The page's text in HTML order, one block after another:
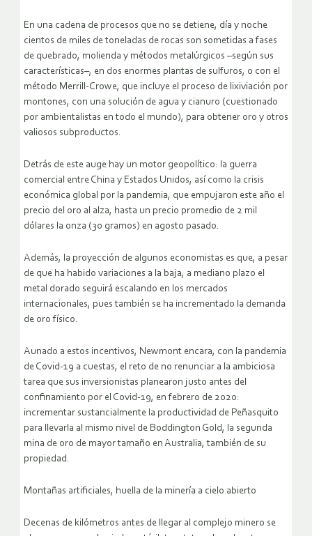
En una cadena de procesos que no se detiene, día y noche
cientos de miles de toneladas de rocas son sometidas a fases
de quebrado, molienda y métodos metalúrgicos –según sus
características–, en dos enormes plantas de sulfuros, o con el
método Merrill-Crowe, que incluye el proceso de lixiviación por
montones, con una solución de agua y cianuro (cuestionado
por ambientalistas en todo el mundo), para obtener oro y otros
valiosos subproductos.
Detrás de este auge hay un motor geopolítico: la guerra
comercial entre China y Estados Unidos, así como la crisis
económica global por la pandemia, que empujaron este año el
precio del oro al alza, hasta un precio promedio de 2 mil
dólares la onza (30 gramos) en agosto pasado.
Además, la proyección de algunos economistas es que, a pesar
de que ha habido variaciones a la baja, a mediano plazo el
metal dorado seguirá escalando en los mercados
internacionales, pues también se ha incrementado la demanda
de oro físico.
Aunado a estos incentivos, Newmont encara, con la pandemia
de Covid-19 a cuestas, el reto de no renunciar a la ambiciosa
tarea que sus inversionistas planearon justo antes del
confinamiento por el Covid-19, en febrero de 2020:
incrementar sustancialmente la productividad de Peñasquito
para llevarla al mismo nivel de Boddington Gold, la segunda
mina de oro de mayor tamaño en Australia, también de su
propiedad.
Montañas artificiales, huella de la minería a cielo abierto
Decenas de kilómetros antes de llegar al complejo minero se